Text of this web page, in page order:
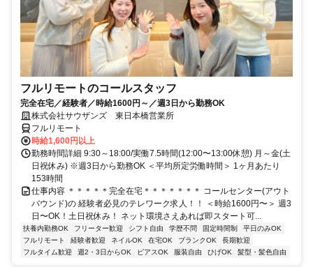
フルリモートのコールスタッフ
完全在宅／経験者／時給1600円～／週3日から勤務OK
株式会社サウザンズ 東日本橋営業所
フルリモート
時給1,600円以上
勤務時間詳細 9:30～18:00/実働7.5時間(12:00〜13:00休憩) 月～金(土
日祝休み) ※週3日から勤務OK ＜平均所定労働時間＞ 1ヶ月あたり
153時間
仕事内容 ＊＊＊＊＊完全在宅＊＊＊＊＊＊＊ コールセンター(アウト
バウンド)の 経験者必見のテレワーク求人！！ ＜時給1600円〜＞ 週3
日〜OK！土日祝休み！ ネット環境さえあれば即スタート可...
扶養内勤務OK フリーター歓迎 シフト自由 学歴不問 固定時間制
平日のみOK
フルリモート
経験者歓迎 ネイルOK 在宅OK ブランクOK
長期歓迎
フルタイム歓迎
週2・3日からOK ピアスOK 服装自由 ひげOK 髪型・髪色自由